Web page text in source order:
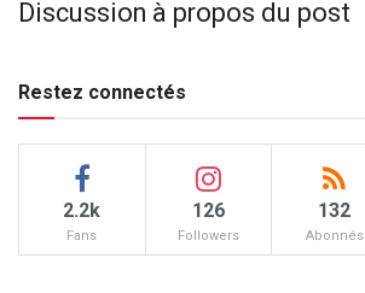
Discussion à propos du post
Restez connectés
2.2k
Fans
126
Followers
132
Abonnés